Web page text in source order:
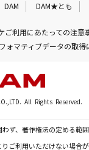
DAM DAM★とも
ご利用にあたっての注意
ォマティブデータの取得
All Rights Reserved.
ず、著作権法の定める範
ご利用いただけない場合が